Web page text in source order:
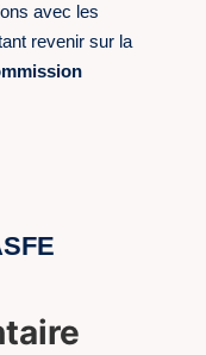
avec les
revenir sur la